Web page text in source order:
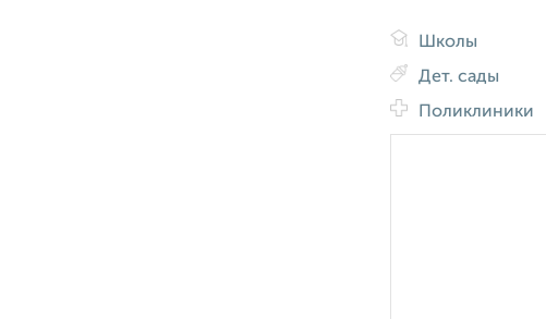
Школы
Дет. сады
Поликлиники